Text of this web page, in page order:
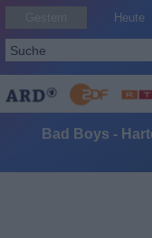
Heute
Bad Boys -